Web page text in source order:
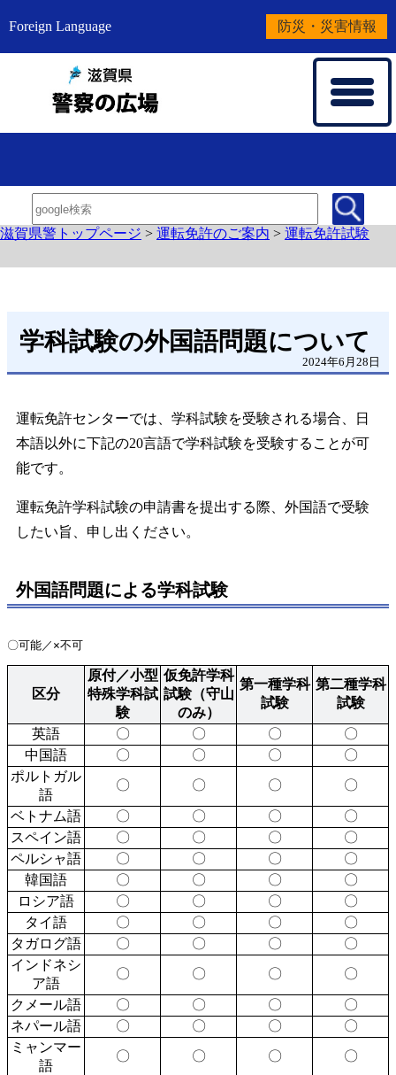
Foreign Language 防災・災害情報
滋賀県警トップページ > 運転免許のご案内 > 運転免許試験
学科試験の外国語問題について
2024年6月28日
運転免許センターでは、学科試験を受験される場合、日
本語以外に下記の20言語で学科試験を受験することが可
能です。
運転免許学科試験の申請書を提出する際、外国語で受験
したい旨、申し出ください。
外国語問題による学科試験
〇可能／×不可
区分
原付／小型
特殊学科試
験
仮免許学科
試験（守山
のみ）
第一種学科
試験
第二種学科
試験
英語 〇 〇 〇
〇
中国語
〇 〇 〇
〇
ポルトガル
語
〇 〇 〇 〇
ベトナム語 〇 〇 〇
〇
スペイン語
〇 〇 〇
〇
ペルシャ語
〇 〇 〇
〇
韓国語
〇 〇 〇
〇
ロシア語
〇 〇 〇
〇
タイ語
〇 〇 〇
〇
タガログ語
〇 〇 〇
〇
インドネシ
ア語
〇 〇 〇 〇
クメール語 〇 〇 〇
〇
ネパール語
〇 〇 〇
〇
ミャンマー
語
〇 〇 〇 〇